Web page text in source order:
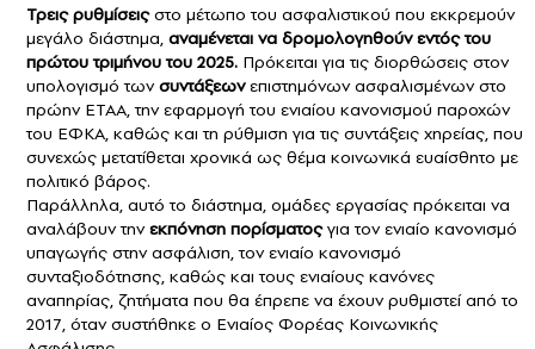
Τρεις ρυθμίσειςστο μέτωπο του ασφαλιστικού που εκκρεμούν
μεγάλο διάστημα, αναμένεται να δρομολογηθούν εντός του
πρώτου τριμήνου του 2025. Πρόκειται για τις διορθώσεις στον
υπολογισμό τωνσυντάξεωνεπιστημόνων ασφαλισμένων στο
πρώην ΕΤΑΑ, την εφαρμογή του ενιαίου κανονισμού παροχών
του ΕΦΚΑ, καθώς και τη ρύθμιση για τις συντάξεις χηρείας, που
συνεχώς μετατίθεται χρονικά ως θέμα κοινωνικά ευαίσθητο με
πολιτικό βάρος.
Παράλληλα, αυτό το διάστημα, ομάδες εργασίας πρόκειται να
αναλάβουν τηνεκπόνηση πορίσματοςγια τον ενιαίο κανονισμό
υπαγωγής στην ασφάλιση, τον ενιαίο κανονισμό
συνταξιοδότησης, καθώς και τους ενιαίους κανόνες
αναπηρίας, ζητήματα που θα έπρεπε να έχουν ρυθμιστεί από το
2017, όταν συστήθηκε ο Ενιαίος Φορέας Κοινωνικής